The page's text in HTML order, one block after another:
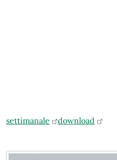
settimanale
download